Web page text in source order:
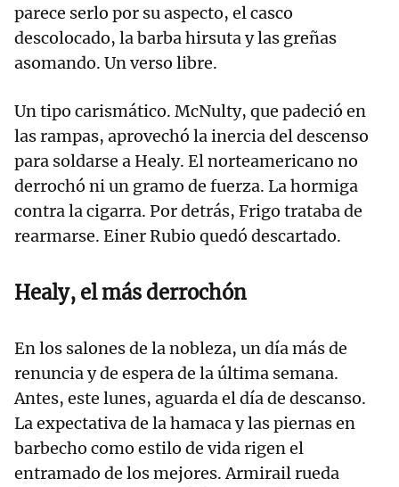
parece serlo por su aspecto, el casco
descolocado, la barba hirsuta y las greñas
asomando. Un verso libre.
Un tipo carismático. McNulty, que padeció en
las rampas, aprovechó la inercia del descenso
para soldarse a Healy. El norteamericano no
derrochó ni un gramo de fuerza. La hormiga
contra la cigarra. Por detrás, Frigo trataba de
rearmarse. Einer Rubio quedó descartado.
Healy, el más derrochón
En los salones de la nobleza, un día más de
renuncia y de espera de la última semana.
Antes, este lunes, aguarda el día de descanso.
La expectativa de la hamaca y las piernas en
barbecho como estilo de vida rigen el
entramado de los mejores. Armirail rueda